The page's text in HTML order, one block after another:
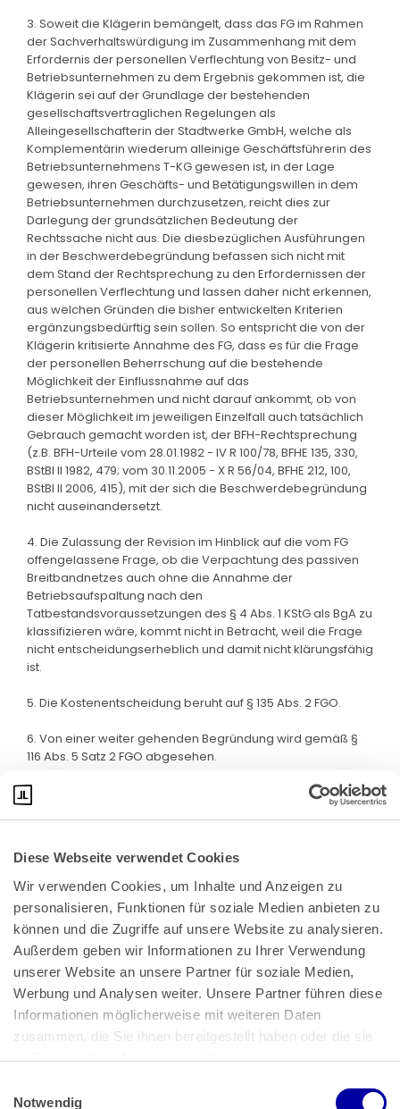
Diese Webseite verwendet Cookies
Wir verwenden Cookies, um Inhalte und Anzeigen zu
personalisieren, Funktionen für soziale Medien anbieten zu
können und die Zugriffe auf unsere Website zu analysieren.
Außerdem geben wir Informationen zu Ihrer Verwendung
unserer Website an unsere Partner für soziale Medien,
Werbung und Analysen weiter. Unsere Partner führen diese
Informationen möglicherweise mit weiteren Daten
zusammen, die Sie ihnen bereitgestellt haben oder die sie
im Rahmen Ihrer Nutzung der Dienste gesammelt haben.
Impressum
Notwendig
3. Soweit die Klägerin bemängelt, dass das FG im Rahmen
der Sachverhaltswürdigung im Zusammenhang mit dem
Erfordernis der personellen Verflechtung von Besitz- und
Betriebsunternehmen zu dem Ergebnis gekommen ist, die
Klägerin sei auf der Grundlage der bestehenden
gesellschaftsvertraglichen Regelungen als
Alleingesellschafterin der Stadtwerke GmbH, welche als
Komplementärin wiederum alleinige Geschäftsführerin des
Betriebsunternehmens T-KG gewesen ist, in der Lage
gewesen, ihren Geschäfts- und Betätigungswillen in dem
Betriebsunternehmen durchzusetzen, reicht dies zur
Darlegung der grundsätzlichen Bedeutung der
Rechtssache nicht aus. Die diesbezüglichen Ausführungen
in der Beschwerdebegründung befassen sich nicht mit
dem Stand der Rechtsprechung zu den Erfordernissen der
personellen Verflechtung und lassen daher nicht erkennen,
aus welchen Gründen die bisher entwickelten Kriterien
ergänzungsbedürftig sein sollen. So entspricht die von der
Klägerin kritisierte Annahme des FG, dass es für die Frage
der personellen Beherrschung auf die bestehende
Möglichkeit der Einflussnahme auf das
Betriebsunternehmen und nicht darauf ankommt, ob von
dieser Möglichkeit im jeweiligen Einzelfall auch tatsächlich
Gebrauch gemacht worden ist, der BFH-Rechtsprechung
(z.B. BFH-Urteile vom 28.01.1982 - IV R 100/78, BFHE 135, 330,
BStBl II 1982, 479; vom 30.11.2005 - X R 56/04, BFHE 212, 100,
BStBl II 2006, 415), mit der sich die Beschwerdebegründung
nicht auseinandersetzt.
4. Die Zulassung der Revision im Hinblick auf die vom FG
offengelassene Frage, ob die Verpachtung des passiven
Breitbandnetzes auch ohne die Annahme der
Betriebsaufspaltung nach den
Tatbestandsvoraussetzungen des § 4 Abs. 1 KStG als BgA zu
klassifizieren wäre, kommt nicht in Betracht, weil die Frage
nicht entscheidungserheblich und damit nicht klärungsfähig
ist.
5. Die Kostenentscheidung beruht auf § 135 Abs. 2 FGO.
6. Von einer weiter gehenden Begründung wird gemäß §
116 Abs. 5 Satz 2 FGO abgesehen.
Bundeskanzlerplatz 2
53113 Bonn
Pressemitteilungen|AGB
Impressum|Datenschutz